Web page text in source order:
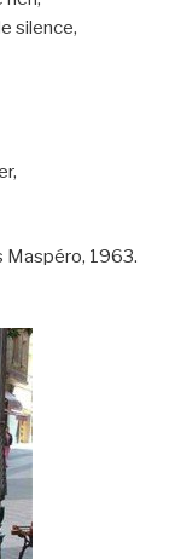
silence,
Maspéro, 1963.